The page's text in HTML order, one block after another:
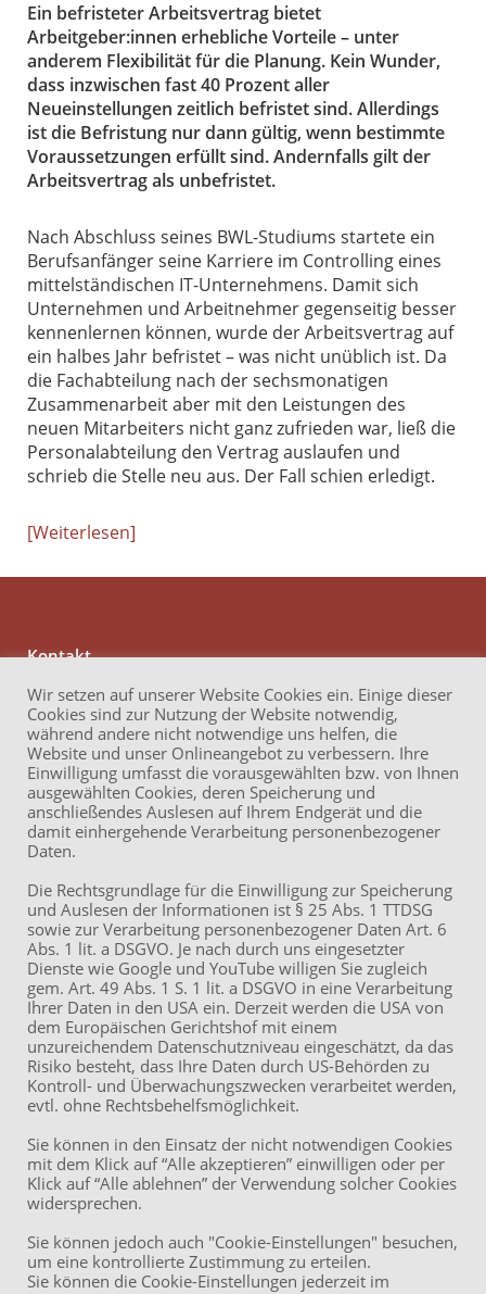
Ein befristeter Arbeitsvertrag bietet
Arbeitgeber:innen erhebliche Vorteile – unter
anderem Flexibilität für die Planung. Kein Wunder,
dass inzwischen fast 40 Prozent aller
Neueinstellungen zeitlich befristet sind. Allerdings
ist die Befristung nur dann gültig, wenn bestimmte
Voraussetzungen erfüllt sind. Andernfalls gilt der
Arbeitsvertrag als unbefristet.
Nach Abschluss seines BWL-Studiums startete ein
Berufsanfänger seine Karriere im Controlling eines
mittelständischen IT-Unternehmens. Damit sich
Unternehmen und Arbeitnehmer gegenseitig besser
kennenlernen können, wurde der Arbeitsvertrag auf
ein halbes Jahr befristet – was nicht unüblich ist. Da
die Fachabteilung nach der sechsmonatigen
Zusammenarbeit aber mit den Leistungen des
neuen Mitarbeiters nicht ganz zufrieden war, ließ die
Personalabteilung den Vertrag auslaufen und
schrieb die Stelle neu aus. Der Fall schien erledigt.
Weiterlesen
Kontakt
Anwaltskanzlei Reichert
Brüder-Grimm-Straße 13
60314 Frankfurt am Main
Telefon: +49 69 17 32 62 740
Mail: info (at ) akvr.de
LinkedIn
Impressum
ÖPNV
U7, Bus 32: Station
Habsburgerallee
Straßenbahn 14: Station
Habsburgerallee /
Wittelsbacherallee
Anfahrt
Eingang Brüder-Grimm-Str.
13
Parkplätze im Innenhof über
Habsburgerallee 76
Route
Wir setzen auf unserer Website Cookies ein. Einige dieser
Cookies sind zur Nutzung der Website notwendig,
während andere nicht notwendige uns helfen, die
Website und unser Onlineangebot zu verbessern. Ihre
Einwilligung umfasst die vorausgewählten bzw. von Ihnen
ausgewählten Cookies, deren Speicherung und
anschließendes Auslesen auf Ihrem Endgerät und die
damit einhergehende Verarbeitung personenbezogener
Daten.
Die Rechtsgrundlage für die Einwilligung zur Speicherung
und Auslesen der Informationen ist § 25 Abs. 1 TTDSG
sowie zur Verarbeitung personenbezogener Daten Art. 6
Abs. 1 lit. a DSGVO. Je nach durch uns eingesetzter
Dienste wie Google und YouTube willigen Sie zugleich
gem. Art. 49 Abs. 1 S. 1 lit. a DSGVO in eine Verarbeitung
Ihrer Daten in den USA ein. Derzeit werden die USA von
dem Europäischen Gerichtshof mit einem
unzureichendem Datenschutzniveau eingeschätzt, da das
Risiko besteht, dass Ihre Daten durch US-Behörden zu
Kontroll- und Überwachungszwecken verarbeitet werden,
evtl. ohne Rechtsbehelfsmöglichkeit.
Sie können in den Einsatz der nicht notwendigen Cookies
mit dem Klick auf “Alle akzeptieren” einwilligen oder per
Klick auf “Alle ablehnen” der Verwendung solcher Cookies
widersprechen.
Sie können jedoch auch "Cookie-Einstellungen" besuchen,
um eine kontrollierte Zustimmung zu erteilen.
Sie können die Cookie-Einstellungen jederzeit im